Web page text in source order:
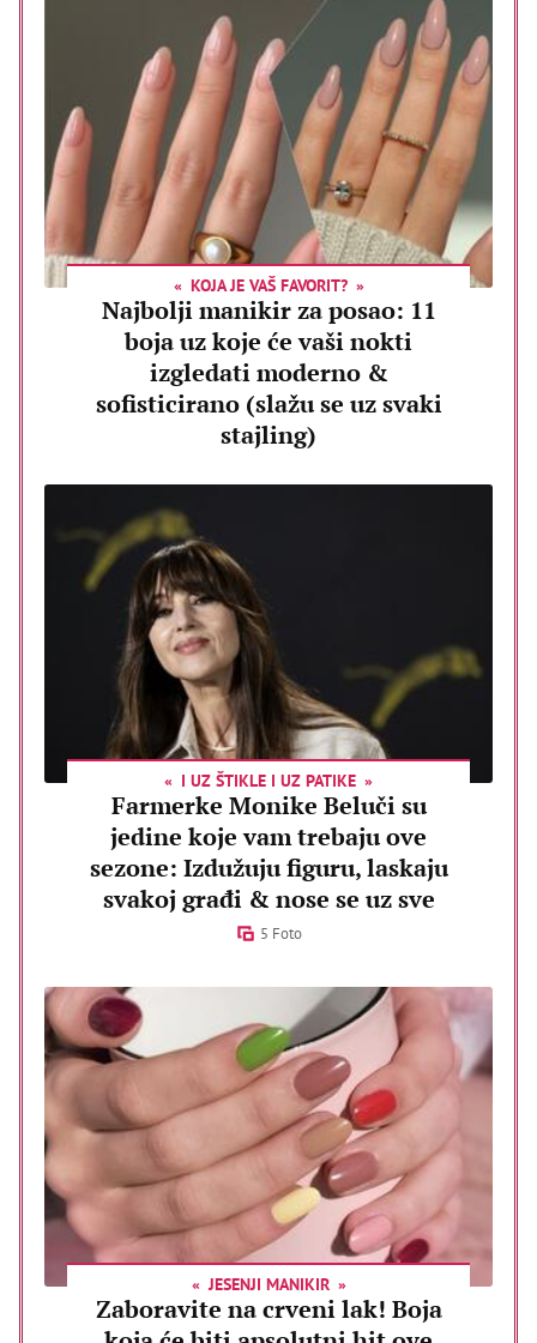
KOJA JE VAŠ FAVORIT?
Najbolji manikir za posao: 11
boja uz koje će vaši nokti
izgledati moderno &
sofisticirano (slažu se uz svaki
stajling)
I UZ ŠTIKLE I UZ PATIKE
Farmerke Monike Beluči su
jedine koje vam trebaju ove
sezone: Izdužuju figuru, laskaju
svakoj građi & nose se uz sve
5 Foto
JESENJI MANIKIR
Zaboravite na crveni lak! Boja